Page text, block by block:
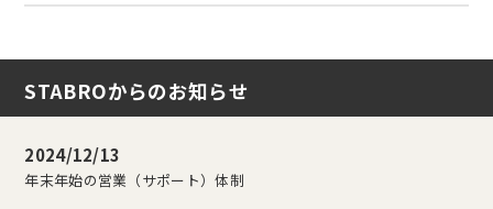
STABROからのお知らせ
2024/12/13
年末年始の営業（サポート）体制